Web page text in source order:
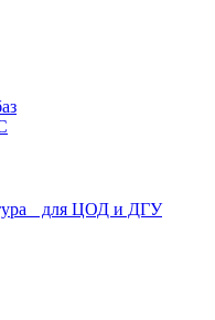
для ЦОД и ДГУ